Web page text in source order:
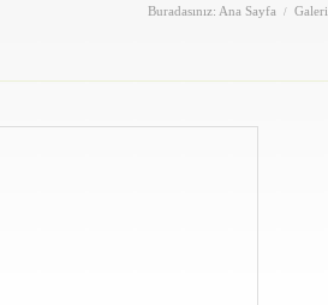
Buradasınız: Ana Sayfa / Galeri